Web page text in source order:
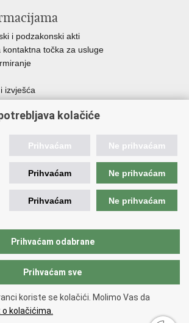
i podzakonski akti
kontaktna točka za usluge
izvješća
znanosti, obrazovanja i mladih.
kolačiće
Prihvaćam Ne prihvaćam
Prihvaćam Ne prihvaćam
Prihvaćam Ne prihvaćam
Prihvaćam odabrane
Prihvaćam sve
koriste se kolačići. Molimo Vas da
kolačićima.